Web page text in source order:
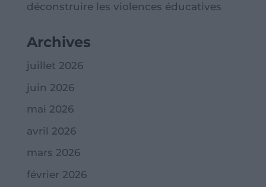
déconstruire les violences éducatives
Archives
juillet 2026
juin 2026
mai 2026
avril 2026
mars 2026
février 2026